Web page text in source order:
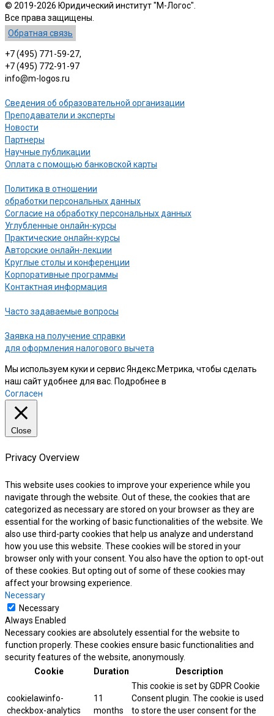
© 2019-2026 Юридический институт "М-Логос".
Все права защищены.
Обратная связь
+7 (495) 771-59-27,
+7 (495) 772-91-97
info@m-logos.ru
Сведения об образовательной организации
Преподаватели и эксперты
Новости
Партнеры
Научные публикации
Оплата с помощью банковской карты
Политика в отношении
обработки персональных данных
Согласие на обработку персональных данных
Углубленные онлайн-курсы
Практические онлайн-курсы
Авторские онлайн-лекции
Круглые столы и конференции
Корпоративные программы
Контактная информация
Часто задаваемые вопросы
Заявка на получение справки
для оформления налогового вычета
Мы используем куки и сервис Яндекс.Метрика, чтобы сделать
наш сайт удобнее для вас. Подробнее в
Согласен
Close
Privacy Overview
This website uses cookies to improve your experience while you
navigate through the website. Out of these, the cookies that are
categorized as necessary are stored on your browser as they are
essential for the working of basic functionalities of the website. We
also use third-party cookies that help us analyze and understand
how you use this website. These cookies will be stored in your
browser only with your consent. You also have the option to opt-out
of these cookies. But opting out of some of these cookies may
affect your browsing experience.
Necessary
Necessary
Always Enabled
Necessary cookies are absolutely essential for the website to
function properly. These cookies ensure basic functionalities and
security features of the website, anonymously.
Cookie
Duration Description
cookielawinfo-
checkbox-analytics
11
months
This cookie is set by GDPR Cookie
Consent plugin. The cookie is used
to store the user consent for the